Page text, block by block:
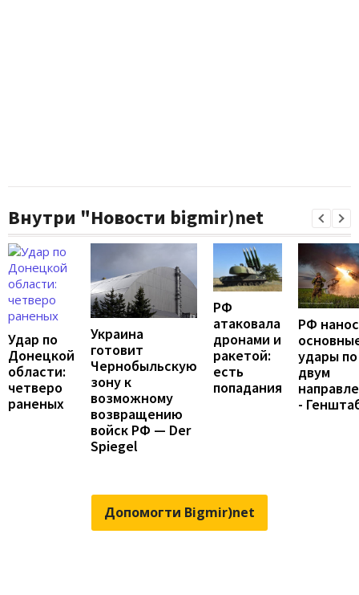
Внутри "Новости bigmir)net
Удар по
Донецкой
области:
четверо
раненых
Украина
готовит
Чернобыльскую
зону к
возможному
возвращению
войск РФ — Der
Spiegel
РФ
атаковала
дронами и
ракетой:
есть
попадания
РФ
удары по
двум
-
Допомогти Bigmir)net